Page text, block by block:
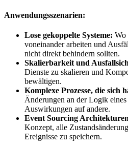
Anwendungsszenarien:
Lose gekoppelte Systeme: Wo
voneinander arbeiten und
nicht direkt behindern sollten.
Skalierbarkeit und
Dienste zu skalieren und
bewältigen.
Komplexe Prozesse, die sich
Änderungen an der Logik
Auswirkungen auf andere.
Event Sourcing
Konzept, alle
Ereignisse zu speichern.